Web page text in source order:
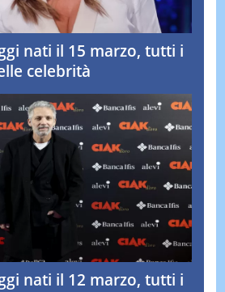
nati il 15 marzo, tutti i
celebrità
nati il 12 marzo, tutti i